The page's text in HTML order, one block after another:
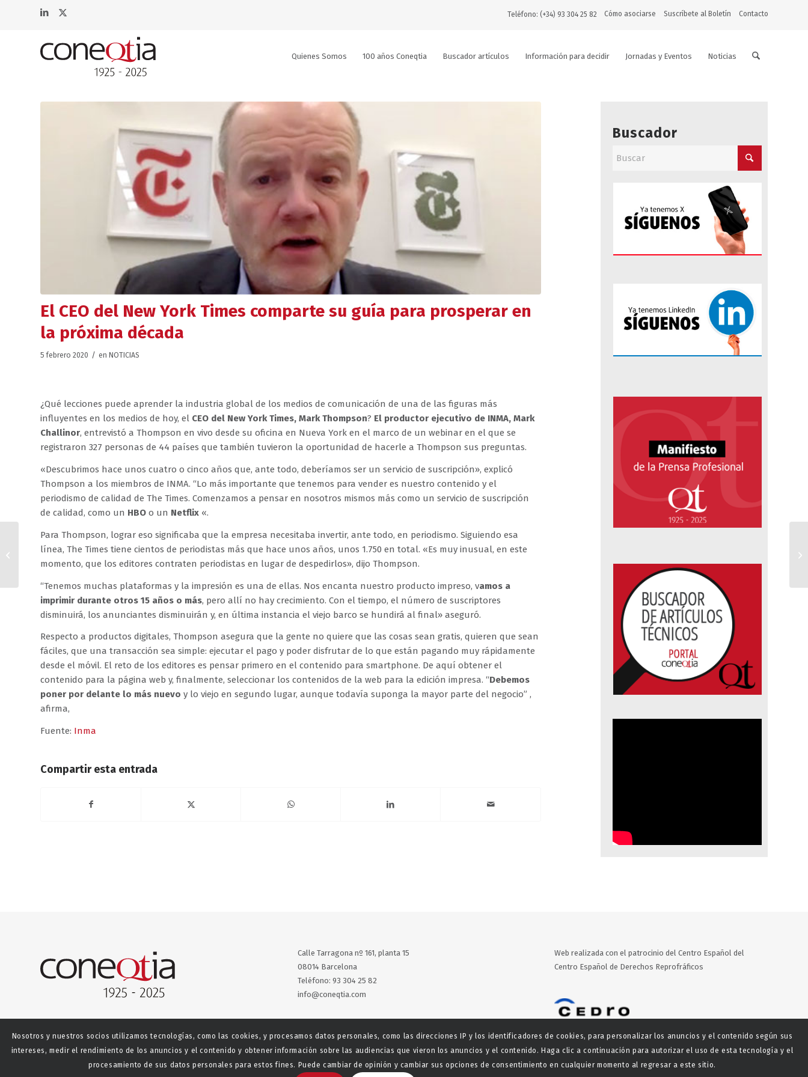
Cómo asociarse Suscríbete al Boletín Contacto
Teléfono: (+34) 93 304 25 82
Quienes Somos 100 años Coneqtia Buscador artículos Información para decidir Jornadas y Eventos Noticias
El CEO del New York Times comparte su guía para prosperar en
la próxima década
5 febrero 2020 / en NOTICIAS
¿Qué lecciones puede aprender la industria global de los medios de comunicación de una de las figuras más
influyentes en los medios de hoy, el CEO del New York Times, Mark Thompson? El productor ejecutivo de INMA, Mark
Challinor, entrevistó a Thompson en vivo desde su oficina en Nueva York en el marco de un webinar en el que se
registraron 327 personas de 44 países que también tuvieron la oportunidad de hacerle a Thompson sus preguntas.
«Descubrimos hace unos cuatro o cinco años que, ante todo, deberíamos ser un servicio de suscripción», explicó
Thompson a los miembros de INMA. “Lo más importante que tenemos para vender es nuestro contenido y el
periodismo de calidad de The Times. Comenzamos a pensar en nosotros mismos más como un servicio de suscripción
de calidad, como un HBO o un Netflix «.
Para Thompson, lograr eso significaba que la empresa necesitaba invertir, ante todo, en periodismo. Siguiendo esa
línea, The Times tiene cientos de periodistas más que hace unos años, unos 1.750 en total. «Es muy inusual, en este
momento, que los editores contraten periodistas en lugar de despedirlos», dijo Thompson.
“Tenemos muchas plataformas y la impresión es una de ellas. Nos encanta nuestro producto impreso, vamos a
imprimir durante otros 15 años o más, pero allí no hay crecimiento. Con el tiempo, el número de suscriptores
disminuirá, los anunciantes disminuirán y, en última instancia el viejo barco se hundirá al final» aseguró.
Respecto a productos digitales, Thompson asegura que la gente no quiere que las cosas sean gratis, quieren que sean
fáciles, que una transacción sea simple: ejecutar el pago y poder disfrutar de lo que están pagando muy rápidamente
desde el móvil. El reto de los editores es pensar primero en el contenido para smartphone. De aquí obtener el
contenido para la página web y, finalmente, seleccionar los contenidos de la web para la edición impresa. “Debemos
poner por delante lo más nuevo y lo viejo en segundo lugar, aunque todavía suponga la mayor parte del negocio” ,
afirma,
Fuente: Inma
Compartir esta entrada
Buscador
Calle Tarragona nº 161, planta 15
08014 Barcelona
Teléfono: 93 304 25 82
info@coneqtia.com
X LinkedIn
Web realizada con el patrocinio del Centro Español del
Centro Español de Derechos Reprofráficos
Las revistas reclaman
publicidad institucional
Nosotros y nuestros socios utilizamos tecnologías, como las cookies, y procesamos datos personales, como las direcciones IP y los identificadores de cookies, para personalizar los anuncios y el contenido según sus
intereses, medir el rendimiento de los anuncios y el contenido y obtener información sobre las audiencias que vieron los anuncios y el contenido. Haga clic a continuación para autorizar el uso de esta tecnología y el
procesamiento de sus datos personales para estos fines. Puede cambiar de opinión y cambiar sus opciones de consentimiento en cualquier momento al regresar a este sitio.